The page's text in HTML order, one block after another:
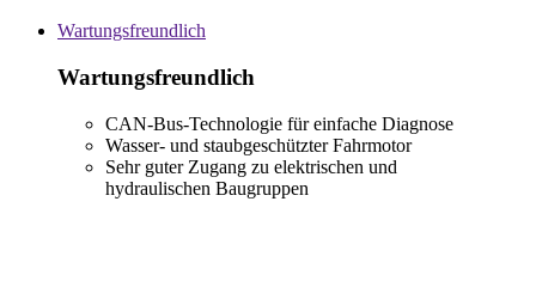
Wartungsfreundlich
Wartungsfreundlich
CAN-Bus-Technologie für einfache Diagnose
Wasser- und staubgeschützter Fahrmotor
Sehr guter Zugang zu elektrischen und
hydraulischen Baugruppen